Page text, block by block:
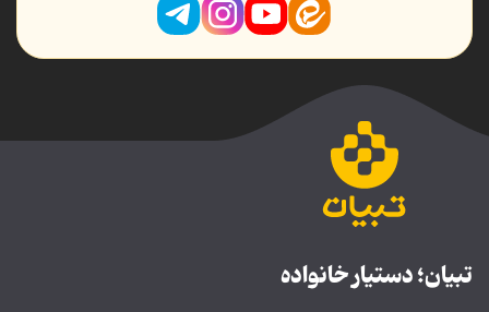
تبیان؛ دستیار خانواده